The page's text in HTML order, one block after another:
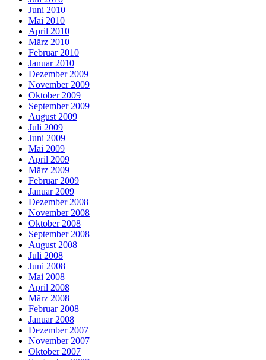
Juni 2010
Mai 2010
April 2010
März 2010
Februar 2010
Januar 2010
Dezember 2009
November 2009
Oktober 2009
September 2009
August 2009
Juli 2009
Juni 2009
Mai 2009
April 2009
März 2009
Februar 2009
Januar 2009
Dezember 2008
November 2008
Oktober 2008
September 2008
August 2008
Juli 2008
Juni 2008
Mai 2008
April 2008
März 2008
Februar 2008
Januar 2008
Dezember 2007
November 2007
Oktober 2007